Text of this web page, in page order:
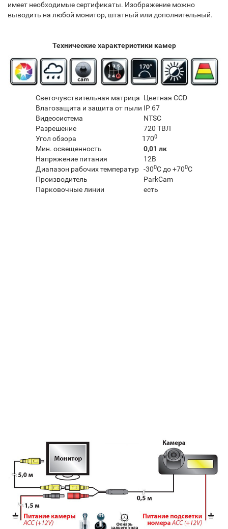
имеет необходимые сертификаты. Изображение можно
выводить на любой монитор, штатный или дополнительный.
Технические характеристики камер
Светочувствительная матрица Цветная CCD
Влагозащита и защита от пыли IP 67
Видеосистема
NTSC
Разрешение
720 ТВЛ
Угол обзора
1700
Мин. освещенность
0,01 лк
Напряжение питания
12В
Диапазон рабочих температур -300C до +700C
Производитель
ParkCam
Парковочные линии
есть